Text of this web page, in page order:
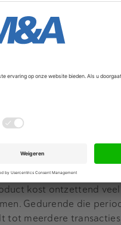
van antilichamen.
Op de vraag of er iets
andere bedrijven,
en regelgeving
de nadruk op ligt.”
zeker voor fusies en
voor de
actief. Mijn
– adviseerde zeer
medicijnen tegen
kost ontzettend
Gedurende die
tot meerdere